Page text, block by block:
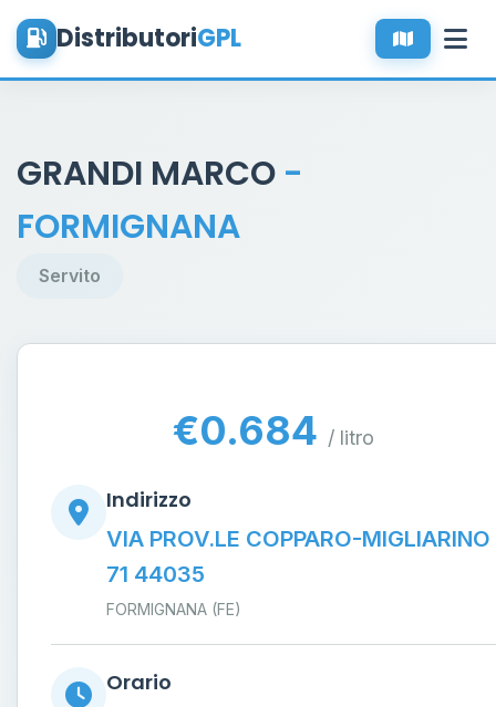
DistributoriGPL
GRANDI MARCO -
FORMIGNANA
Servito
€0.684 / litro
Indirizzo
VIA PROV.LE COPPARO-MIGLIARINO
71 44035
FORMIGNANA (FE)
Orario